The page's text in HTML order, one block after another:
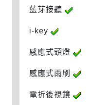
藍芽接聽
i-key
感應式頭燈
感應式雨刷
電折後視鏡